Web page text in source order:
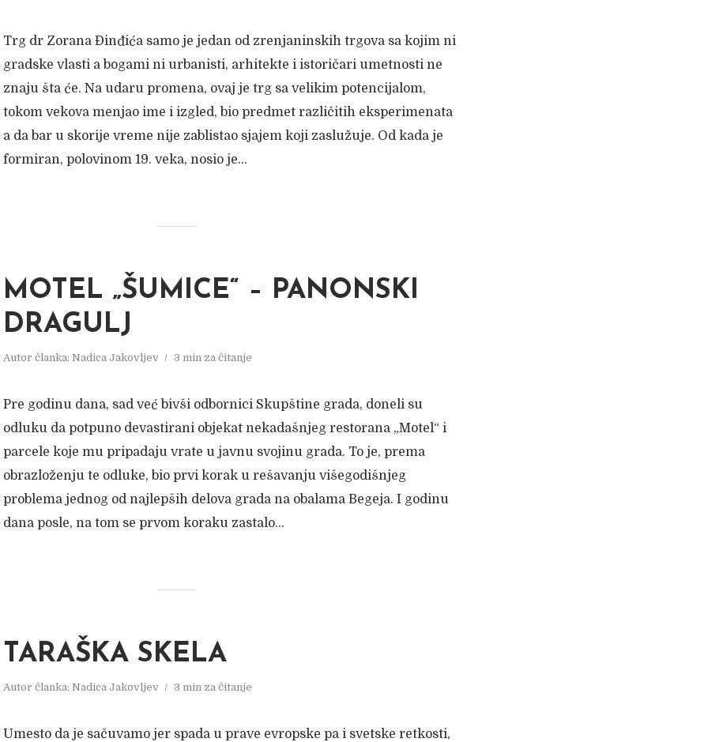
Trg dr Zorana Đinđića samo je jedan od zrenjaninskih trgova sa kojim ni
gradske vlasti a bogami ni urbanisti, arhitekte i istoričari umetnosti ne
znaju šta će. Na udaru promena, ovaj je trg sa velikim potencijalom,
tokom vekova menjao ime i izgled, bio predmet različitih eksperimenata
a da bar u skorije vreme nije zablistao sjajem koji zaslužuje. Od kada je
formiran, polovinom 19. veka, nosio je...
MOTEL „ŠUMICE“ – PANONSKI
DRAGULJ
Autor članka: Nadica Jakovljev 3 min za čitanje
Pre godinu dana, sad već bivši odbornici Skupštine grada, doneli su
odluku da potpuno devastirani objekat nekadašnjeg restorana „Motel“ i
parcele koje mu pripadaju vrate u javnu svojinu grada. To je, prema
obrazloženju te odluke, bio prvi korak u rešavanju višegodišnjeg
problema jednog od najlepših delova grada na obalama Begeja. I godinu
dana posle, na tom se prvom koraku zastalo...
TARAŠKA SKELA
Autor članka: Nadica Jakovljev 3 min za čitanje
Umesto da je sačuvamo jer spada u prave evropske pa i svetske retkosti,